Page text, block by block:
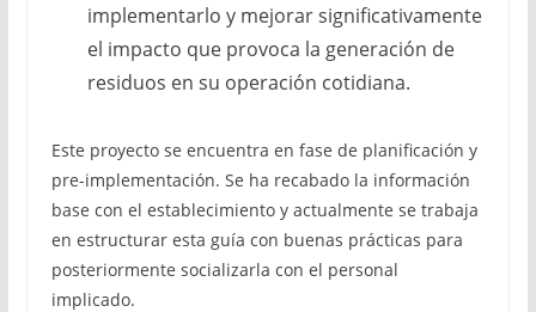
implementarlo y mejorar significativamente
el impacto que provoca la generación de
residuos en su operación cotidiana.
Este proyecto se encuentra en fase de planificación y
pre-implementación. Se ha recabado la información
base con el establecimiento y actualmente se trabaja
en estructurar esta guía con buenas prácticas para
posteriormente socializarla con el personal
implicado.